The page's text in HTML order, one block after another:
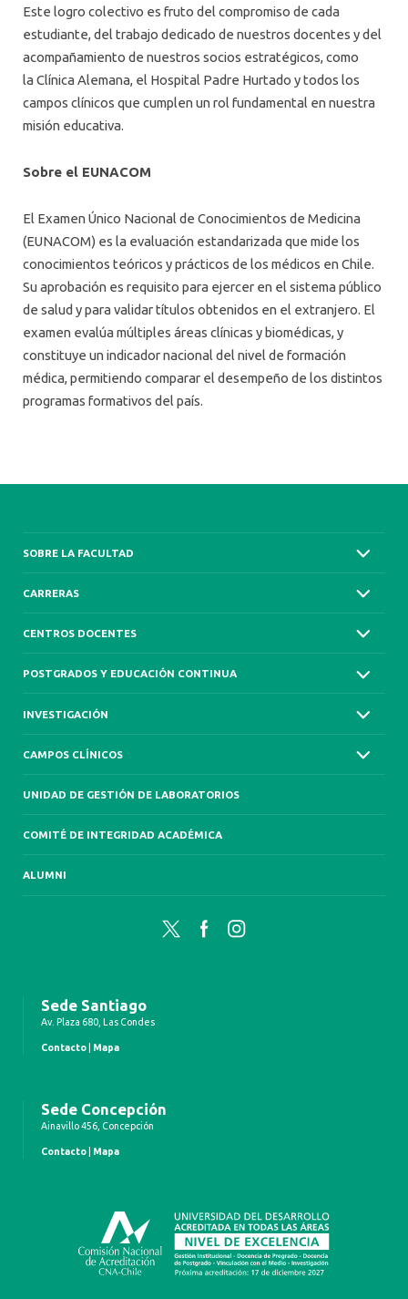
Este logro colectivo es fruto del compromiso de cada
estudiante, del trabajo dedicado de nuestros docentes y del
acompañamiento de nuestros socios estratégicos, como
la Clínica Alemana, el Hospital Padre Hurtado y todos los
campos clínicos que cumplen un rol fundamental en nuestra
misión educativa.
Sobre el EUNACOM
El Examen Único Nacional de Conocimientos de Medicina
(EUNACOM) es la evaluación estandarizada que mide los
conocimientos teóricos y prácticos de los médicos en Chile.
Su aprobación es requisito para ejercer en el sistema público
de salud y para validar títulos obtenidos en el extranjero. El
examen evalúa múltiples áreas clínicas y biomédicas, y
constituye un indicador nacional del nivel de formación
médica, permitiendo comparar el desempeño de los distintos
programas formativos del país.
SOBRE LA FACULTAD
CARRERAS
CENTROS DOCENTES
POSTGRADOS Y EDUCACIÓN CONTINUA
INVESTIGACIÓN
CAMPOS CLÍNICOS
UNIDAD DE GESTIÓN DE LABORATORIOS
COMITÉ DE INTEGRIDAD ACADÉMICA
ALUMNI
Twitter FacebookInstagram
Sede Santiago
Av. Plaza 680, Las Condes
Contacto Mapa
Sede Concepción
Ainavillo 456, Concepción
Contacto Mapa